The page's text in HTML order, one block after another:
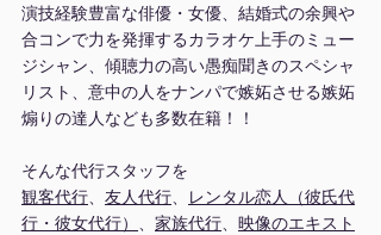
演技経験豊富な俳優・女優、結婚式の余興や
合コンで力を発揮するカラオケ上手のミュー
ジシャン、傾聴力の高い愚痴聞きのスペシャ
リスト、意中の人をナンパで嫉妬させる嫉妬
煽りの達人なども多数在籍！！
そんな代行スタッフを
観客代行、 友人代行、
レンタル恋人（彼氏代
行・彼女代行） 、 家族代行、 映像のエキスト